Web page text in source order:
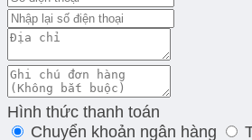
Hình thức thanh toán
Chuyển khoản ngân hàng